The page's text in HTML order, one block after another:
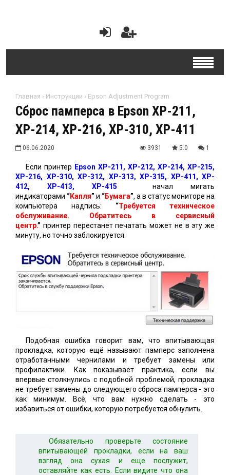
Главная › Инструкции › Epson Adjustment Program
Сброс памперса в Epson XP-211,
XP-214, XP-216, XP-310, XP-411
06.06.2020 3931 5.0 1
Если принтер Epson XP-211, XP-212, XP-214, XP-215,
XP-216, XP-310, XP-312, XP-313, XP-315, ХР-411, XP-
412, XP-413, XP-415 начал мигать
индикаторами “Капля” и “Бумага”, а в статус мониторе на
компьютера надпись: “Требуется техническое
обслуживание. Обратитесь в сервисный
центр.” принтер перестанет печатать может не в эту же
минуту, но точно заблокируется.
Подобная ошибка говорит вам, что впитывающая
прокладка, которую ещё называют памперс заполнена
отработанными чернилами и требует замены или
профилактики. Как показывает практика, если вы
впервые столкнулись с подобной проблемой, прокладка
не требует замены до следующего сброса памперса - это
как минимум. Всё, что вам нужно сделать - это
избавиться от ошибки, которую потребуется обнулить.
Обязательно проверьте состояние
впитывающей прокладки, если на ваш
взгляд она сухая и еще послужит,
оставляйте как есть. Если видите что она